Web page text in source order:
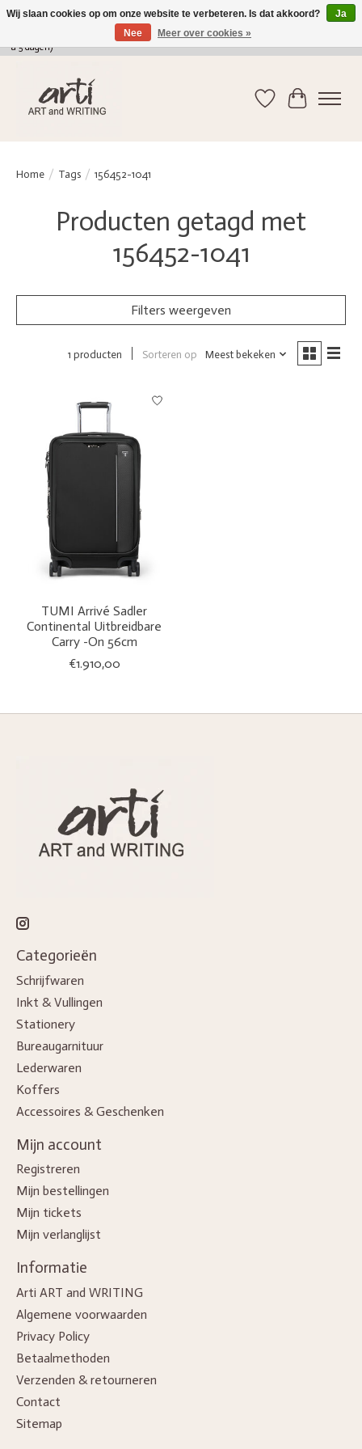
verkoop@arti-artandwriting.be/ +32 (0)471 41 82 41 / GRATIS verzending > 75 euro (2
a 5 dagen)
Verlanglijst
Home / Tags / 156452-1041
Producten getagd met
156452-1041
Filters weergeven
1 producten Sorteren op Meest bekeken
TUMI Arrivé Sadler
Continental Uitbreidbare
Carry -On 56cm
€1.910,00
Categorieën
Schrijfwaren
Inkt & Vullingen
Stationery
Bureaugarnituur
Lederwaren
Koffers
Accessoires & Geschenken
Mijn account
Registreren
Mijn bestellingen
Mijn tickets
Mijn verlanglijst
Informatie
Arti ART and WRITING
Algemene voorwaarden
Privacy Policy
Betaalmethoden
Verzenden & retourneren
Contact
Sitemap
Wij slaan cookies op om onze website te verbeteren. Is dat akkoord?
Ja
Nee
Meer over cookies »